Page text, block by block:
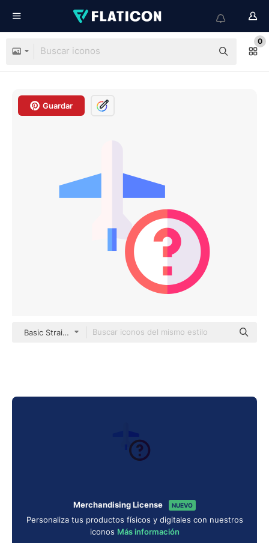
0
Guardar
Basic Straight Flat
Merchandising License NUEVO
Personaliza tus productos físicos y digitales con nuestros
iconos Más información